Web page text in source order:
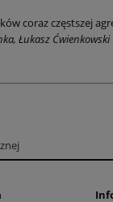
coraz częstszej
Łukasz Ćwienkowski